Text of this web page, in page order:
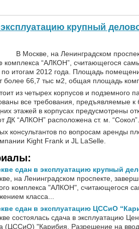
крупный
В Москве, на Ленинградском
комплекса “АЛКОН”, считающегося
итогам 2012 года. Площадь
более 66,7 тыс м2, общая площадь
из четырех корпусов и подземного
все требования, предъявляемые к
этажей в корпусах предусмотрены
ДК “АЛКОН” расположена ст. м. “Сокол”.
консультантов по вопросам аренды
Kight Frank и JL LaSelle.
сдан в эксплуатацию крупный
на Ленинградском проспекте,
комплекса "АЛКОН", считающегося
класса...
сдан в эксплуатацию ЦССиО
состоялась сдача в эксплуатацию
(ЦССиО) "Карибия. Разрешение на ввод